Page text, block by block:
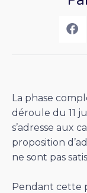
La phase
déroule du 11
s’adresse aux
proposition
ne sont pas
Pendant cette